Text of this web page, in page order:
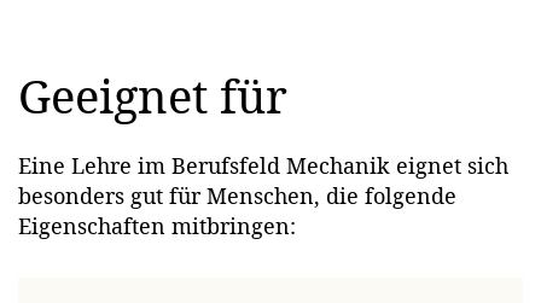
Geeignet für
Eine Lehre im Berufsfeld Mechanik eignet sich
besonders gut für Menschen, die folgende
Eigenschaften mitbringen: